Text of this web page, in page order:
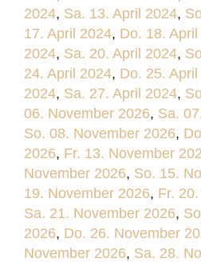
2024, Sa. 13. April 2024,
17. April 2024, Do. 18.
2024, Sa. 20. April 2024,
24. April 2024, Do. 25.
2024, Sa. 27. April 2024,
06. November 2026, Sa.
So. 08. November 2026,
2026, Fr. 13. November
November 2026, So. 15.
19. November 2026, Fr.
Sa. 21. November 2026,
2026, Do. 26. November
November 2026, Sa. 28.